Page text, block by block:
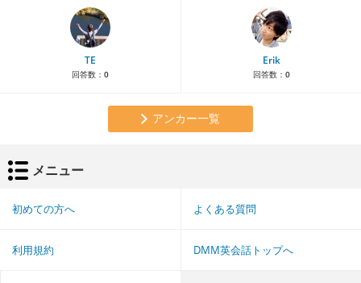
TE
回答数： 0
Erik
回答数： 0
アンカー一覧
メニュー
初めての方へ よくある質問
利用規約 DMM英会話トップへ